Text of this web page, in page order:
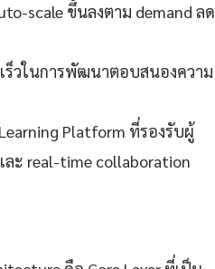
scale ขึ้นลงตาม demand ลด
ร็วในการพัฒนาตอบสนองความ
Learning Platform ที่รองรับผู้
ะ real-time collaboration